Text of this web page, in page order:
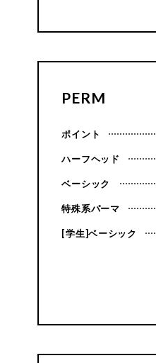
PERM
ポイント
ハーフヘッド
ベーシック
特殊系パーマ
[学生]ベーシック